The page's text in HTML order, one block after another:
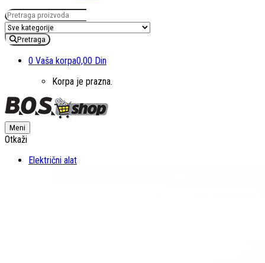
Pretraga za:
Pretraga
0 Vaša korpa0,00 Din
Korpa je prazna.
Meni
Otkaži
Električni alat